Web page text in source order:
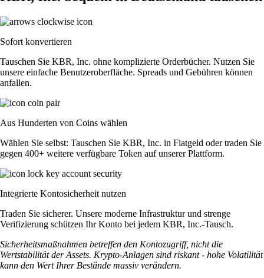
Sofort konvertieren
Tauschen Sie KBR, Inc. ohne komplizierte Orderbücher. Nutzen Sie
unsere einfache Benutzeroberfläche. Spreads und Gebühren können
anfallen.
Aus Hunderten von Coins wählen
Wählen Sie selbst: Tauschen Sie KBR, Inc. in Fiatgeld oder traden Sie
gegen 400+ weitere verfügbare Token auf unserer Plattform.
Integrierte Kontosicherheit nutzen
Traden Sie sicherer. Unsere moderne Infrastruktur und strenge
Verifizierung schützen Ihr Konto bei jedem KBR, Inc.-Tausch.
Sicherheitsmaßnahmen betreffen den Kontozugriff, nicht die
Wertstabilität der Assets. Krypto-Anlagen sind riskant - hohe Volatilität
kann den Wert Ihrer Bestände massiv verändern.